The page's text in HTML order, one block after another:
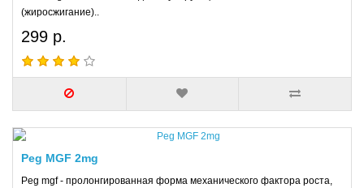
(жиросжигание)..
299 р.
Peg MGF 2mg
Peg mgf - пролонгированная форма механического фактора роста,